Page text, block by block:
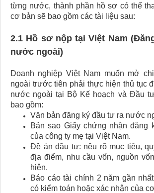
từng nước, thành phần hồ sơ có thể
cơ bản sẽ bao gồm các tài liệu sau:
2.1 Hồ sơ nộp tại Việt Nam
nước ngoài)
Doanh nghiệp Việt Nam muốn mở
ngoài trước tiên phải thực hiện thủ tục
nước ngoài tại Bộ Kế hoạch và Đầu
bao gồm:
Văn bản đăng ký đầu tư ra nước
Bản sao Giấy chứng nhận đăng
của công ty mẹ tại Việt Nam.
Đề án đầu tư: nêu rõ mục tiêu,
địa điểm, nhu cầu vốn, nguồn
hiện.
Báo cáo tài chính 2 năm gần
có kiểm toán hoặc xác nhận của